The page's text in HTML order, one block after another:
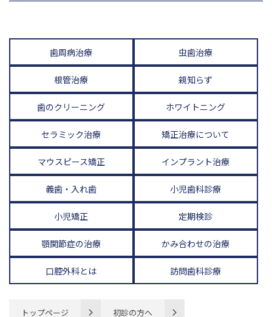
歯周病治療 虫歯治療
根管治療 親知らず
歯のクリーニング ホワイトニング
セラミック治療 矯正治療について
マウスピース矯正 インプラント治療
義歯・入れ歯 小児歯科診療
小児矯正 定期検診
顎関節症の治療 かみ合わせの治療
口腔外科とは 訪問歯科診療
トップページ 初診の方へ